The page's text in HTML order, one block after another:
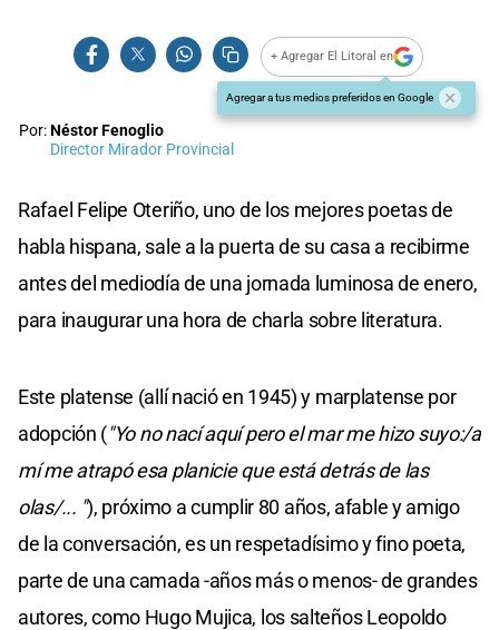
+ Agregar El Litoral en
Agregar a tus medios preferidos en Google
Por:Néstor Fenoglio
Director Mirador Provincial
Rafael Felipe Oteriño, uno de los mejores poetas de
habla hispana, sale a la puerta de su casa a recibirme
antes del mediodía de una jornada luminosa de enero,
para inaugurar una hora de charla sobre literatura.
Este platense (allí nació en 1945) y marplatense por
adopción ("Yo no nací aquí pero el mar me hizo suyo:/a
mí me atrapó esa planicie que está detrás de las
olas/... "), próximo a cumplir 80 años, afable y amigo
de la conversación, es un respetadísimo y fino poeta,
parte de una camada -años más o menos- de grandes
autores, como Hugo Mujica, los salteños Leopoldo